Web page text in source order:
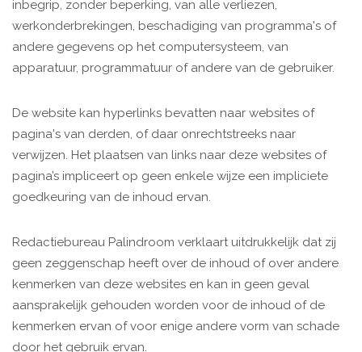
inbegrip, zonder beperking, van alle verliezen,
werkonderbrekingen, beschadiging van programma's of
andere gegevens op het computersysteem, van
apparatuur, programmatuur of andere van de gebruiker.
De website kan hyperlinks bevatten naar websites of
pagina's van derden, of daar onrechtstreeks naar
verwijzen. Het plaatsen van links naar deze websites of
pagina’s impliceert op geen enkele wijze een impliciete
goedkeuring van de inhoud ervan.
Redactiebureau Palindroom verklaart uitdrukkelijk dat zij
geen zeggenschap heeft over de inhoud of over andere
kenmerken van deze websites en kan in geen geval
aansprakelijk gehouden worden voor de inhoud of de
kenmerken ervan of voor enige andere vorm van schade
door het gebruik ervan.